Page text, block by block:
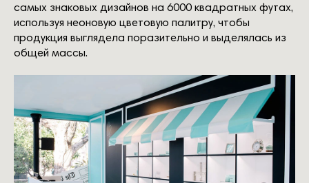
самых знаковых дизайнов на 6000 квадратных футах,
используя неоновую цветовую палитру, чтобы
продукция выглядела поразительно и выделялась из
общей массы.